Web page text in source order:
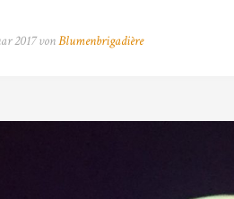
2017 vonBlumenbrigadière